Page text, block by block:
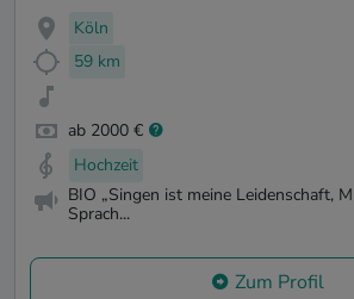
Köln
59 km
ab 2000 €
Hochzeit
BIO „Singen ist meine Leidenschaft,
Sprach...
Zum Profil